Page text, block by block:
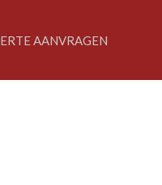
AANVRAGEN